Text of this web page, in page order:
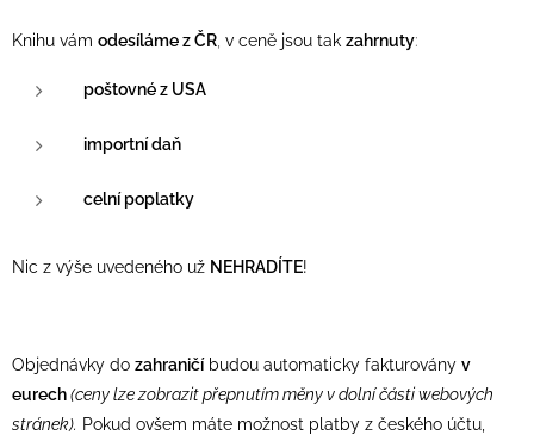
Knihu vám odesíláme z ČR v ceně jsou tak zahrnuty:
poštovné z USA
importní daň
celní poplatky
Nic z výše uvedeného už NEHRADÍTE!
Objednávky do zahraničíbudou automaticky fakturovány v
eurech(ceny lze zobrazit přepnutím měny v dolní části webových
stránek). Pokud ovšem máte možnost platby z českého účtu,